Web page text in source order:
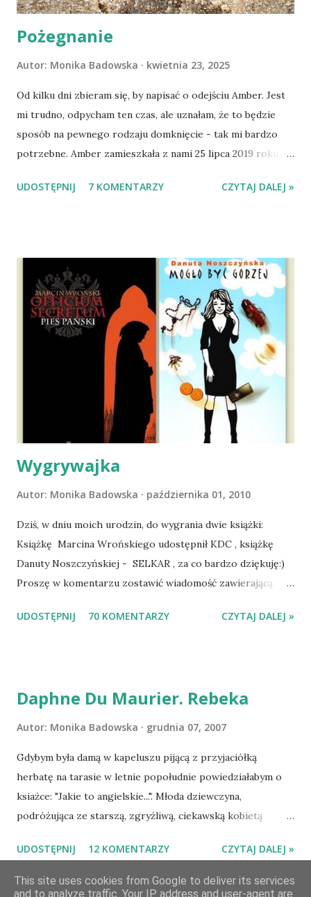
Pożegnanie
Autor: Monika Badowska kwietnia 23, 2025
Od kilku dni zbieram się, by napisać o odejściu Amber. Jest
mi trudno, odpycham ten czas, ale uznałam, że to będzie
sposób na pewnego rodzaju domknięcie - tak mi bardzo
potrzebne. Amber zamieszkała z nami 25 lipca 2019 roku.
Mazowieckim, pojechaliśmy na wizytę zapoznawczą, a kilka
wspólnego życia przeczytacie TUTAJ i TUTAJ . Gdy już
nieco okrzepliśmy w codzienności z psem, a Amber - z
ludźmi i kotami, pojawił się pomysł na wspólny jesienny
wyjazd w Beskid Niski. Zanim to jednak się stało psica miała
atak padaczki, co spowodowało, że wyjazd odwołaliśmy,
wdrożyliśmy leczenie i od nowa zaczęliśmy oswajać z nami i
wspólnym życiem zdezorientowanego chorobą psa. Udało
się ustabilizować zawirowania zdrowotne i wówczas
zaczęliśmy się cieszyć sobą wzajemnie już na 100%.
Dopier...
UDOSTĘPNIJ 7 KOMENTARZY CZYTAJ DALEJ »
Wygrywajka
Autor: Monika Badowska października 01, 2010
Dziś, w dniu moich urodzin, do wygrania dwie książki:
Książkę Marcina Wrońskiego udostępnił KDC , książkę
Danuty Noszczyńskiej - SELKAR , za co bardzo dziękuję:)
Proszę w komentarzu zostawić wiadomość zawierającą
Losowanie odbędzie się w niedzielę o 8:00. Zapraszam
UDOSTĘPNIJ 70 KOMENTARZY CZYTAJ DALEJ »
Daphne Du Maurier. Rebeka
Autor: Monika Badowska grudnia 07, 2007
Gdybym była damą w kapeluszu pijącą z przyjaciółką
herbatę na tarasie w letnie popołudnie powiedziałabym o
ksiażce: "Jakie to angielskie...". Młoda dziewczyna,
podróżująca ze starszą, zgryźliwą, ciekawską kobietą
de Wintera, właściciela uroczej posiadłości Manderley,
owdowiałego przed niespełna rokiem. Gdy starsza pani
choruje, Maxim zaczyna opiekować się dziewczyną, a w
UDOSTĘPNIJ 12 KOMENTARZY CZYTAJ DALEJ »
This site uses cookies from Google to deliver its services
and to analyze traffic. Your IP address and user-agent are